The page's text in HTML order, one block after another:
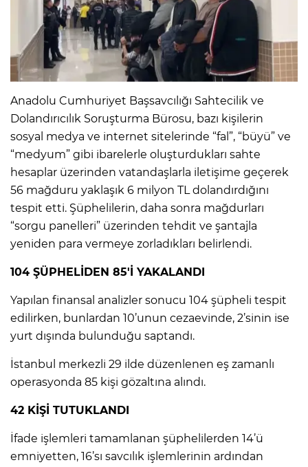
Anadolu Cumhuriyet Başsavcılığı Sahtecilik ve
Dolandırıcılık Soruşturma Bürosu, bazı kişilerin
sosyal medya ve internet sitelerinde “fal”, “büyü” ve
“medyum” gibi ibarelerle oluşturdukları sahte
hesaplar üzerinden vatandaşlarla iletişime geçerek
56 mağduru yaklaşık 6 milyon TL dolandırdığını
tespit etti. Şüphelilerin, daha sonra mağdurları
“sorgu panelleri” üzerinden tehdit ve şantajla
yeniden para vermeye zorladıkları belirlendi.
104 ŞÜPHELİDEN 85'İ YAKALANDI
Yapılan finansal analizler sonucu 104 şüpheli tespit
edilirken, bunlardan 10’unun cezaevinde, 2’sinin ise
yurt dışında bulunduğu saptandı.
İstanbul merkezli 29 ilde düzenlenen eş zamanlı
operasyonda 85 kişi gözaltına alındı.
42 KİŞİ TUTUKLANDI
İfade işlemleri tamamlanan şüphelilerden 14’ü
emniyetten, 16’sı savcılık işlemlerinin ardından